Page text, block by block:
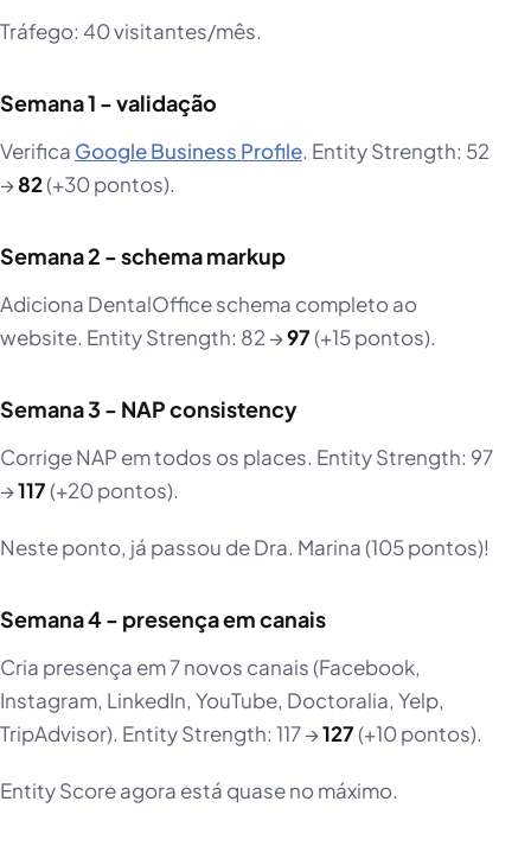
Tráfego: 40 visitantes/mês.
Semana 1 - validação
Verifica Google Business Profile. Entity Strength: 52
→82(+30 pontos).
Semana 2 - schema markup
Adiciona DentalOffice schema completo ao
website. Entity Strength: 82 →97(+15 pontos).
Semana 3 - NAP consistency
Corrige NAP em todos os places. Entity Strength: 97
→117(+20 pontos).
Neste ponto, já passou de Dra. Marina (105 pontos)!
Semana 4 - presença em canais
Cria presença em 7 novos canais (Facebook,
Instagram, LinkedIn, YouTube, Doctoralia, Yelp,
TripAdvisor). Entity Strength: 117 →127(+10 pontos).
Entity Score agora está quase no máximo.